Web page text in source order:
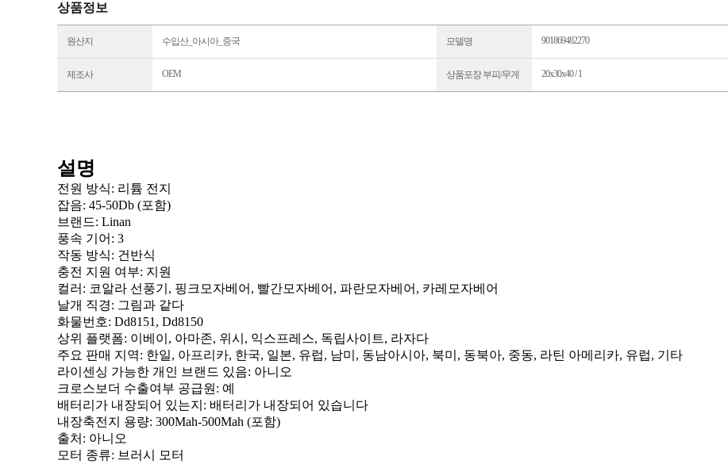
상품정보
원산지 수입산_아시아_중국 모델명 901869482270
제조사 OEM 상품포장 부피/무게 20x30x40 / 1
설명
전원 방식: 리튬 전지
잡음: 45-50Db (포함)
브랜드: Linan
풍속 기어 : 3
작동 방식: 건반식
충전 지원 여부: 지원
컬러 : 코알라 선풍기, 핑크모자베어, 빨간모자베어, 파란모자베어, 카레모자베어
날개 직경: 그림과 같다
화물번호: Dd8151, Dd8150
상위 플랫폼: 이베이, 아마존, 위시, 익스프레스, 독립사이트, 라자다
주요 판매 지역: 한일, 아프리카, 한국, 일본, 유럽, 남미, 동남아시아, 북미, 동북아, 중동, 라틴 아메리카, 유럽, 기타
라이센싱 가능한 개인 브랜드 있음: 아니오
크로스보더 수출여부 공급원 : 예
배터리가 내장되어 있는지 : 배터리가 내장되어 있습니다
내장축전지 용량: 300Mah-500Mah (포함)
출처 : 아니오
모터 종류: 브러시 모터